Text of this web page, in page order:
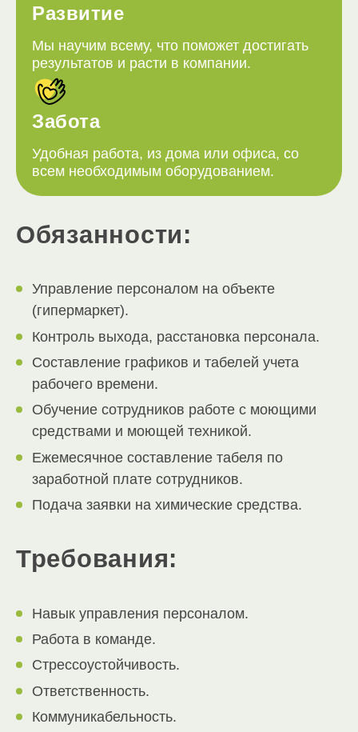
Развитие
Мы научим всему, что поможет достигать
результатов и расти в компании.
Забота
Удобная работа, из дома или офиса, со
всем необходимым оборудованием.
Обязанности:
Управление персоналом на объекте
(гипермаркет).
Контроль выхода, расстановка персонала.
Составление графиков и табелей учета
рабочего времени.
Обучение сотрудников работе с моющими
средствами и моющей техникой.
Ежемесячное составление табеля по
заработной плате сотрудников.
Подача заявки на химические средства.
Требования:
Навык управления персоналом.
Работа в команде.
Стрессоустойчивость.
Ответственность.
Коммуникабельность.